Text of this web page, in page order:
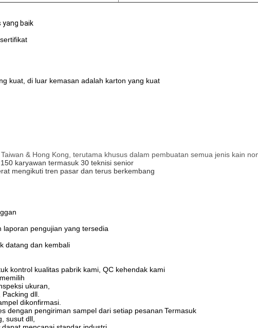
yang baik
kuat, di luar kemasan adalah karton yang kuat
& Hong Kong, terutama khusus dalam pembuatan semua jenis kain
karyawan termasuk 30 teknisi senior
mengikuti tren pasar dan terus berkembang
pengujian yang tersedia
datang dan kembali
kontrol kualitas pabrik kami, QC kehendak kami
ukuran,
Packing dll.
dikonfirmasi.
dengan pengiriman sampel dari setiap pesanan Termasuk
susut dll,